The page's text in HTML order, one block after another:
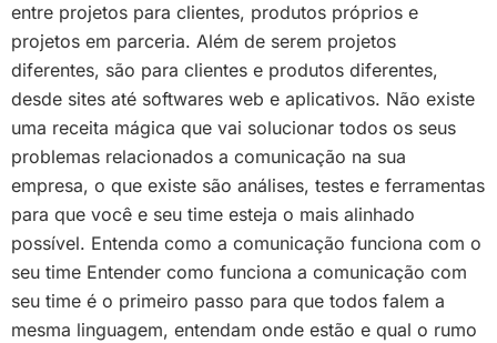
entre projetos para clientes, produtos próprios e
projetos em parceria. Além de serem projetos
diferentes, são para clientes e produtos diferentes,
desde sites até softwares web e aplicativos. Não existe
uma receita mágica que vai solucionar todos os seus
problemas relacionados a comunicação na sua
empresa, o que existe são análises, testes e ferramentas
para que você e seu time esteja o mais alinhado
possível. Entenda como a comunicação funciona com o
seu time Entender como funciona a comunicação com
seu time é o primeiro passo para que todos falem a
mesma linguagem, entendam onde estão e qual o rumo